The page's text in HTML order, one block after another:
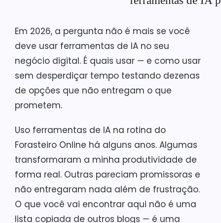
Em 2026, a pergunta não é mais se você
deve usar ferramentas de IA no seu
negócio digital. É quais usar — e como usar
sem desperdiçar tempo testando dezenas
de opções que não entregam o que
prometem.
Uso ferramentas de IA na rotina do
Forasteiro Online há alguns anos. Algumas
transformaram a minha produtividade de
forma real. Outras pareciam promissoras e
não entregaram nada além de frustração.
O que você vai encontrar aqui não é uma
lista copiada de outros blogs — é uma